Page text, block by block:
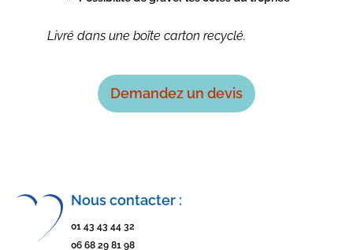
Livré dans une boîte carton recyclé.
Demandez un devis
Nous contacter :
01 43 43 44 32
06 68 29 81 98